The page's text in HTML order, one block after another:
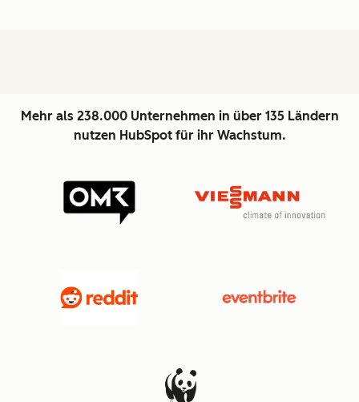
Mehr als 238.000 Unternehmen in über 135 Ländern
nutzen HubSpot für ihr Wachstum.